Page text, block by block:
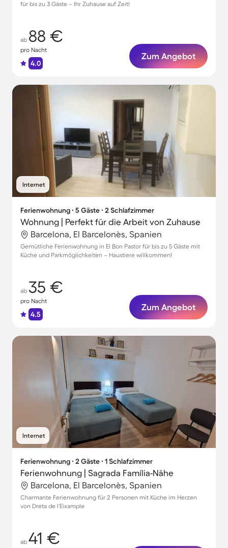
für bis zu 3 Gäste – Ihr Zuhause auf Zeit!
ab 88 €
pro Nacht
4.0
Zum Angebot
Internet
Ferienwohnung ∙ 5 Gäste ∙ 2 Schlafzimmer
Wohnung | Perfekt für die Arbeit von Zuhause
Barcelona, El Barcelonès, Spanien
Gemütliche Ferienwohnung in El Bon Pastor für bis zu 5 Gäste mit
Küche und Parkmöglichkeiten – Haustiere willkommen!
ab 35 €
pro Nacht
4.5
Zum Angebot
Internet
Ferienwohnung ∙ 2 Gäste ∙ 1 Schlafzimmer
Ferienwohnung | Sagrada Família-Nähe
Barcelona, El Barcelonès, Spanien
Charmante Ferienwohnung für 2 Personen mit Küche im Herzen
von Dreta de l'Eixample
ab 41 €